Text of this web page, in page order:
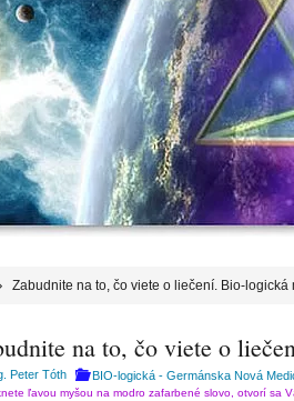
Zabudnite na to, čo viete o liečení. Bio-logická
na to, čo viete o
Peter Tóth BIO-logická - Germánska Nová
ľavou myšou na modro zafarbené slovo, otvorí sa